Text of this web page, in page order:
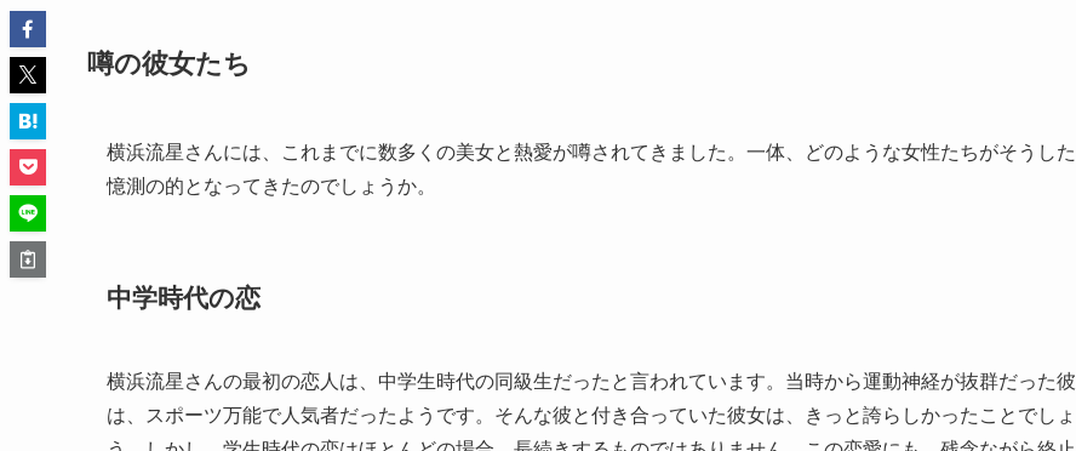
噂の彼女たち
横浜流星さんには、これまでに数多くの美女と熱愛が噂されてきました。一体、どのような女性たちがそうした
憶測の的となってきたのでしょうか。
中学時代の恋
横浜流星さんの最初の恋人は、中学生時代の同級生だったと言われています。当時から運動神経が抜群だった彼
は、スポーツ万能で人気者だったようです。そんな彼と付き合っていた彼女は、きっと誇らしかったことでしょ